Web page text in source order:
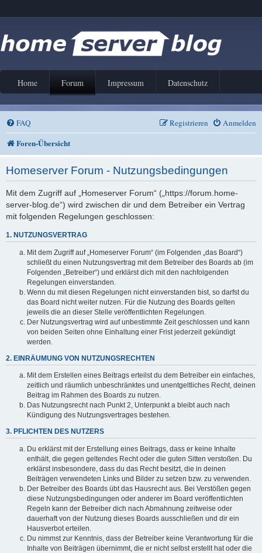
Home Forum Impressum Datenschutz
FAQ Anmelden
Registrieren
Foren-Übersicht
Homeserver Forum - Nutzungsbedingungen
Mit dem Zugriff auf „Homeserver Forum“ („https://forum.home-
server-blog.de“) wird zwischen dir und dem Betreiber ein Vertrag
mit folgenden Regelungen geschlossen:
1. NUTZUNGSVERTRAG
Mit dem Zugriff auf „Homeserver Forum“ (im Folgenden „das Board“)
schließt du einen Nutzungsvertrag mit dem Betreiber des Boards ab (im
Folgenden „Betreiber“) und erklärst dich mit den nachfolgenden
Regelungen einverstanden.
Wenn du mit diesen Regelungen nicht einverstanden bist, so darfst du
das Board nicht weiter nutzen. Für die Nutzung des Boards gelten
jeweils die an dieser Stelle veröffentlichten Regelungen.
Der Nutzungsvertrag wird auf unbestimmte Zeit geschlossen und kann
von beiden Seiten ohne Einhaltung einer Frist jederzeit gekündigt
werden.
2. EINRÄUMUNG VON NUTZUNGSRECHTEN
Mit dem Erstellen eines Beitrags erteilst du dem Betreiber ein einfaches,
zeitlich und räumlich unbeschränktes und unentgeltliches Recht, deinen
Beitrag im Rahmen des Boards zu nutzen.
Das Nutzungsrecht nach Punkt 2, Unterpunkt a bleibt auch nach
Kündigung des Nutzungsvertrages bestehen.
3. PFLICHTEN DES NUTZERS
Du erklärst mit der Erstellung eines Beitrags, dass er keine Inhalte
enthält, die gegen geltendes Recht oder die guten Sitten verstoßen. Du
erklärst insbesondere, dass du das Recht besitzt, die in deinen
Beiträgen verwendeten Links und Bilder zu setzen bzw. zu verwenden.
Der Betreiber des Boards übt das Hausrecht aus. Bei Verstößen gegen
diese Nutzungsbedingungen oder anderer im Board veröffentlichten
Regeln kann der Betreiber dich nach Abmahnung zeitweise oder
dauerhaft von der Nutzung dieses Boards ausschließen und dir ein
Hausverbot erteilen.
Du nimmst zur Kenntnis, dass der Betreiber keine Verantwortung für die
Inhalte von Beiträgen übernimmt, die er nicht selbst erstellt hat oder die